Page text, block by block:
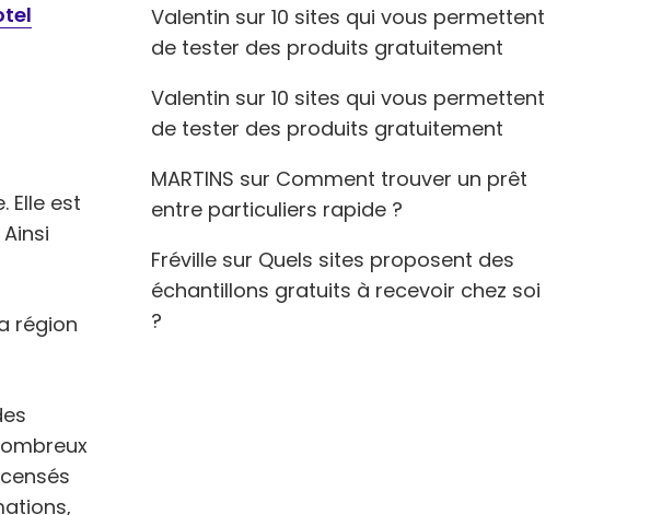
Elle est
région
Valentin sur 10 sites qui vous permettent
de tester des produits gratuitement
Valentin sur 10 sites qui vous permettent
de tester des produits gratuitement
MARTINS sur Comment trouver un prêt
entre particuliers rapide ?
Fréville sur Quels sites proposent des
échantillons gratuits à recevoir chez soi
?